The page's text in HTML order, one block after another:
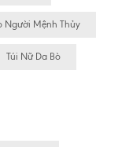
Người Mệnh Thủy
Túi Nữ Da Bò